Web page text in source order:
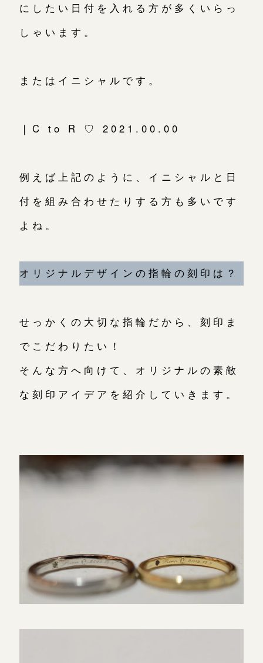
にしたい日付を入れる方が多くいらっ
しゃいます。
またはイニシャルです。
｜C to R ♡ 2021.00.00
例えば上記のように、イニシャルと日
付を組み合わせたりする方も多いです
よね。
オリジナルデザインの指輪の刻印は？
せっかくの大切な指輪だから、刻印ま
でこだわりたい！
そんな方へ向けて、オリジナルの素敵
な刻印アイデアを紹介していきます。
川越店 来店ご予約
大阪本店
京都店 来店ご予約
広島店 来店ご予約